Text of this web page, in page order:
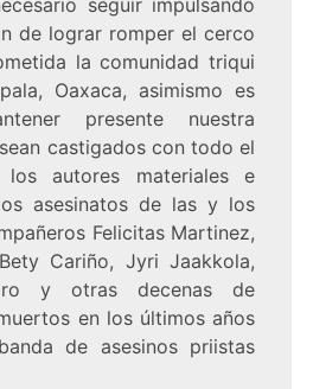
seguir impulsando
de lograr romper el cerco
la comunidad triqui
Oaxaca, asimismo es
presente nuestra
castigados con todo el
autores materiales e
asesinatos de las y los
Felicitas Martinez,
Cariño, Jyri Jaakkola,
y otras decenas de
en los últimos años
de asesinos priistas